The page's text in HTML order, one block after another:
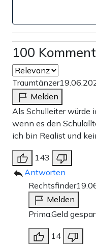
100
Traumtänzer
Melden
Als Schulleiter würde
wenn es den
ich bin Realist und
143
Antworten
Rechtsfinder
Melden
Prima,Geld
14